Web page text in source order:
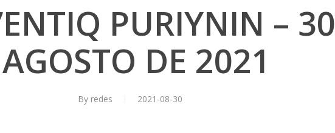
PURIYNIN –
AGOSTO DE 2021
By redes 2021-08-30